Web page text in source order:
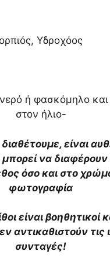
Υδροχόος
ή φασκόμηλο και
στον ήλιο-
είναι
μπορεί να
όσο και στο
φωτογραφία
είναι βοηθητικοί
αντικαθιστούν τις
συνταγές!